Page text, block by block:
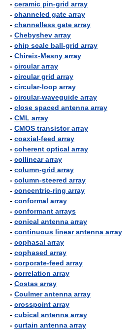
- ceramic pin-grid array
- channeled gate array
- channelless gate array
- Chebyshev array
- chip scale ball-grid array
- Chireix-Mesny array
- circular array
- circular grid array
- circular-loop array
- circular-waveguide array
- close spaced antenna array
- CML array
- CMOS transistor array
- coaxial-feed array
- coherent optical array
- collinear array
- column-grid array
- column-steered array
- concentric-ring array
- conformal array
- conformant arrays
- conical antenna array
- continuous linear antenna array
- cophasal array
- cophased array
- corporate-feed array
- correlation array
- Costas array
- Coulmer antenna array
- crosspoint array
- cubical antenna array
- curtain antenna array